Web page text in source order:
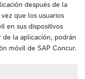
después de la
que los usuarios
en sus dispositivos
la aplicación, podrán
móvil de SAP Concur.